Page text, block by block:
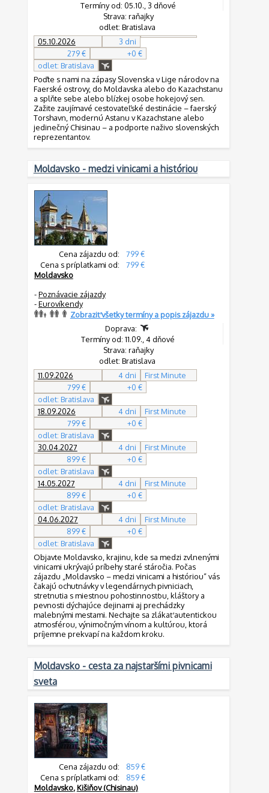
Termíny od: 05.10., 3 dňové
Strava: raňajky
odlet: Bratislava
05.10.2026
3 dni
279 €
+0 €
odlet: Bratislava
Poďte s nami na zápasy Slovenska v Lige národov na
Faerské ostrovy, do Moldavska alebo do Kazachstanu
a splňte sebe alebo blízkej osobe hokejový sen.
Zažite zaujímavé cestovateľské destinácie – faerský
Torshavn, modernú Astanu v Kazachstane alebo
jedinečný Chisinau – a podporte naživo slovenských
reprezentantov.
Moldavsko - medzi vinicami a históriou
Cena zájazdu od:
799 €
Cena s príplatkami od:
799 €
Moldavsko
-Poznávacie zájazdy
-Eurovíkendy
Zobraziť všetky termíny a popis zájazdu »
Doprava:
Termíny od: 11.09., 4 dňové
Strava: raňajky
odlet: Bratislava
11.09.2026
4 dni
First Minute
799 €
+0 €
odlet: Bratislava
18.09.2026
4 dni
First Minute
799 €
+0 €
odlet: Bratislava
30.04.2027
4 dni
First Minute
899 €
+0 €
odlet: Bratislava
14.05.2027
4 dni
First Minute
899 €
+0 €
odlet: Bratislava
04.06.2027
4 dni
First Minute
899 €
+0 €
odlet: Bratislava
Objavte Moldavsko, krajinu, kde sa medzi zvlnenými
vinicami ukrývajú príbehy staré stáročia. Počas
zájazdu „Moldavsko – medzi vinicami a históriou“ vás
čakajú ochutnávky v legendárnych pivniciach,
stretnutia s miestnou pohostinnosťou, kláštory a
pevnosti dýchajúce dejinami aj prechádzky
malebnými mestami. Nechajte sa zlákať autentickou
atmosférou, výnimočným vínom a kultúrou, ktorá
príjemne prekvapí na každom kroku.
Moldavsko - cesta za najstaršími pivnicami
sveta
Cena zájazdu od:
859 €
Cena s príplatkami od:
859 €
Moldavsko,Kišiňov (Chisinau)